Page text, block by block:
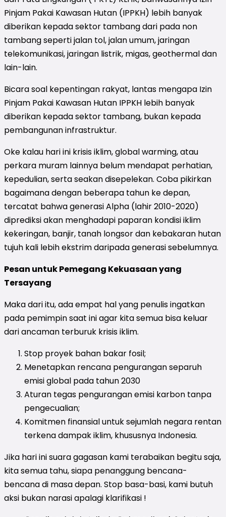
Pinjam Pakai Kawasan Hutan (IPPKH) lebih banyak
diberikan kepada sektor tambang dari pada non
tambang seperti jalan tol, jalan umum, jaringan
telekomunikasi, jaringan listrik, migas, geothermal dan
lain-lain.
Bicara soal kepentingan rakyat, lantas mengapa Izin
Pinjam Pakai Kawasan Hutan IPPKH lebih banyak
diberikan kepada sektor tambang, bukan kepada
pembangunan infrastruktur.
Oke kalau hari ini krisis iklim, global warming, atau
perkara muram lainnya belum mendapat perhatian,
kepedulian, serta seakan disepelekan. Coba pikirkan
bagaimana dengan beberapa tahun ke depan,
tercatat bahwa generasi Alpha (lahir 2010-2020)
diprediksi akan menghadapi paparan kondisi iklim
kekeringan, banjir, tanah longsor dan kebakaran hutan
tujuh kali lebih ekstrim daripada generasi sebelumnya.
Pesan untuk Pemegang Kekuasaan yang
Tersayang
Maka dari itu, ada empat hal yang penulis ingatkan
pada pemimpin saat ini agar kita semua bisa keluar
dari ancaman terburuk krisis iklim.
Stop proyek bahan bakar fosil;
Menetapkan rencana pengurangan separuh
emisi global pada tahun 2030
Aturan tegas pengurangan emisi karbon tanpa
pengecualian;
Komitmen finansial untuk sejumlah negara rentan
terkena dampak iklim, khususnya Indonesia.
Jika hari ini suara gagasan kami terabaikan begitu saja,
kita semua tahu, siapa penanggung bencana-
bencana di masa depan. Stop basa-basi, kami butuh
aksi bukan narasi apalagi klarifikasi !